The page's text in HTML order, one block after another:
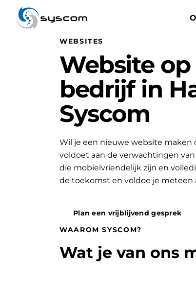
syscom
WEBSITES
Website
bedrijf in
Syscom
Wil je een nieuwe website
voldoet aan de verwachtingen
die mobielvriendelijk zijn en
de toekomst en voldoe je
Plan een vrijblijvend gesprek
WAAROM SYSCOM?
Wat je van ons